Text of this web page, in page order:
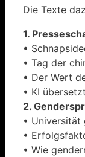
Die Texte
1.
•
• Tag der
• Der Wert
• KI
2.
•
•
• Wie